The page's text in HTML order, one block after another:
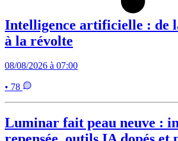
Intelligence artificielle : de
à la révolte
08/08/2026 à 07:00
• 78
Luminar fait peau neuve :